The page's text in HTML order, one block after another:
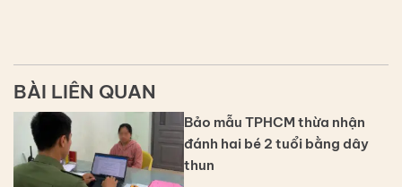
BÀI LIÊN QUAN
Bảo mẫu TPHCM thừa nhận
đánh hai bé 2 tuổi bằng dây
thun